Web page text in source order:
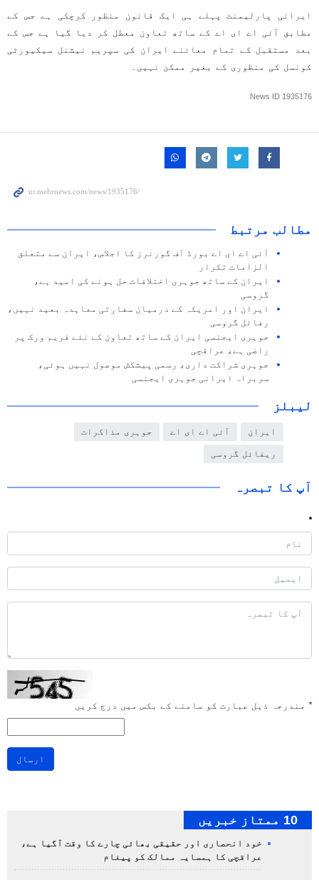
ایرانی پارلیمنٹ پہلے ہی ایک قانون منظور کرچکی ہے جس کے
مطابق آئی اے ای اے کے ساتھ تعاون معطل کر دیا گیا ہے جس کے
بعد مستقبل کے تمام معائنے ایران کی سپریم نیشنل سیکیورٹی
کونسل کی منظوری کے بغیر ممکن نہیں۔
News ID 1935176
مطالب مرتبط
آئی اے ای اے بورڈ آف گورنرز کا اجلاس، ایران سے متعلق
الزامات تکرار
ایران کے ساتھ جوہری اختلافات حل ہونے کی امید ہے،
گروسی
ایران اور امریکہ کے درمیان سفارتی معاہدہ بعید نہیں،
رفائل گروسی
جوہری ایجنسی ایران کے ساتھ تعاون کے نئے فریم ورک پر
راضی ہے، عراقچی
جوہری شراکت داری، رسمی پیشکش موصول نہیں ہوئی،
سربراہ ایرانی جوہری ایجنسی
لیبلز
ایران آئی اے ای اے جوہری مذاکرات
ریفائل گروسی
آپ کا تبصرہ
* مندرجہ ذیل عبارت کو سامنے کے بکس میں درج کریں
ارسال
10 ممتاز خبریں
خود انحصاری اور حقیقی بھائی چارے کا وقت آگیا ہے،
عراقچی کا ہمسایہ ممالک کو پیغام